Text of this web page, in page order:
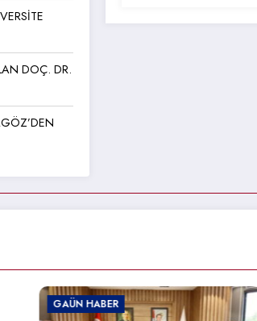
DOÇ. DR.
HABER